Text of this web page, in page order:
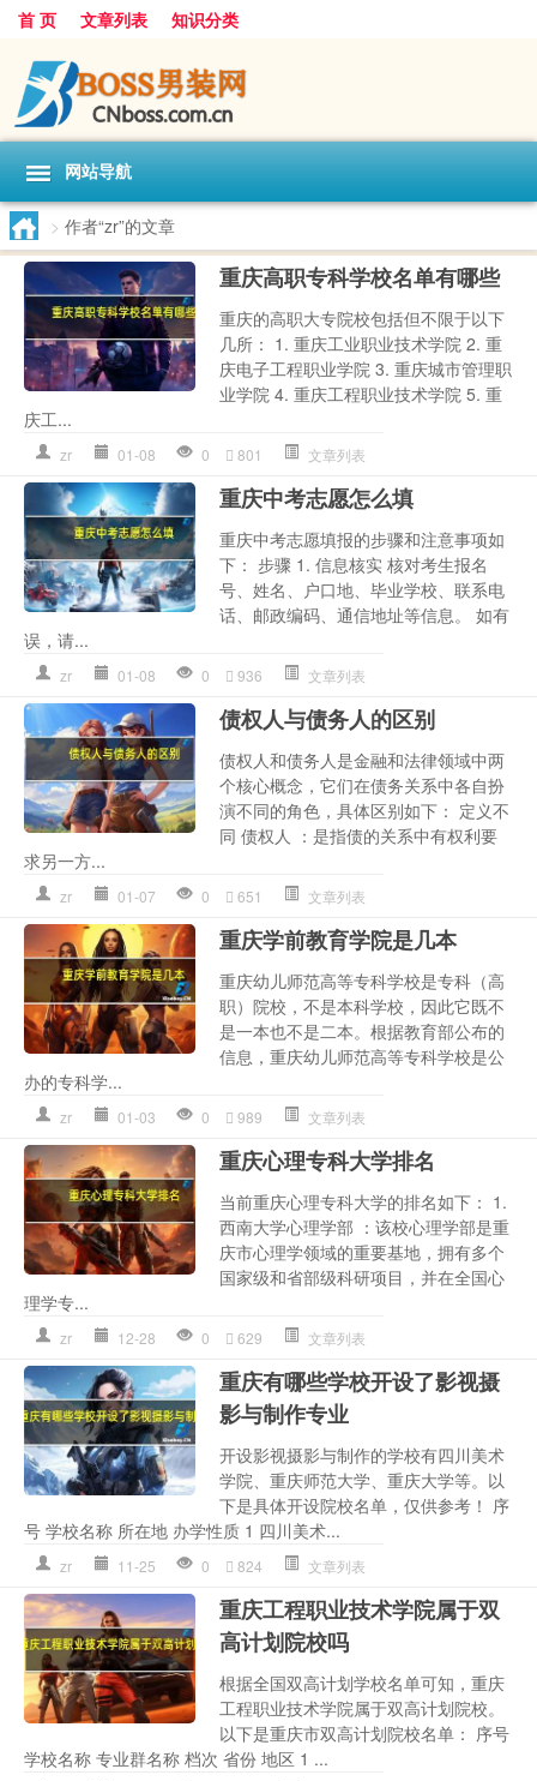
首 页 文章列表 知识分类
网站导航
> 作者“zr”的文章
重庆高职专科学校名单有哪些
重庆的高职大专院校包括但不限于以下
几所： 1. 重庆工业职业技术学院 2. 重
庆电子工程职业学院 3. 重庆城市管理职
业学院 4. 重庆工程职业技术学院 5. 重
庆工...
zr 01-08 0 801 文章列表
重庆中考志愿怎么填
重庆中考志愿填报的步骤和注意事项如
下： 步骤 1. 信息核实 核对考生报名
号、姓名、户口地、毕业学校、联系电
话、邮政编码、通信地址等信息。 如有
误，请...
zr 01-08 0 936 文章列表
债权人与债务人的区别
债权人和债务人是金融和法律领域中两
个核心概念，它们在债务关系中各自扮
演不同的角色，具体区别如下： 定义不
同 债权人 ：是指债的关系中有权利要
求另一方...
zr 01-07 0 651 文章列表
重庆学前教育学院是几本
重庆幼儿师范高等专科学校是专科（高
职）院校，不是本科学校，因此它既不
是一本也不是二本。根据教育部公布的
信息，重庆幼儿师范高等专科学校是公
办的专科学...
zr 01-03 0 989 文章列表
重庆心理专科大学排名
当前重庆心理专科大学的排名如下： 1.
西南大学心理学部 ：该校心理学部是重
庆市心理学领域的重要基地，拥有多个
国家级和省部级科研项目，并在全国心
理学专...
zr 12-28 0 629 文章列表
重庆有哪些学校开设了影视摄
影与制作专业
开设影视摄影与制作的学校有四川美术
学院、重庆师范大学、重庆大学等。以
下是具体开设院校名单，仅供参考！ 序
号 学校名称 所在地 办学性质 1 四川美术...
zr 11-25 0 824 文章列表
重庆工程职业技术学院属于双
高计划院校吗
根据全国双高计划学校名单可知，重庆
工程职业技术学院属于双高计划院校。
以下是重庆市双高计划院校名单： 序号
学校名称 专业群名称 档次 省份 地区 1 ...